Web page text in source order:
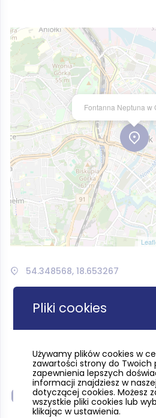
Fontanna Neptuna w
54.348568, 18.653267
Galeria
Pliki cookies
Używamy plików cookies w
zawartości strony do Twoich
zapewnienia lepszych
informacji znajdziesz w
dotyczącej cookies. Możesz
wszystkie pliki cookies lub
klikając w ustawienia.